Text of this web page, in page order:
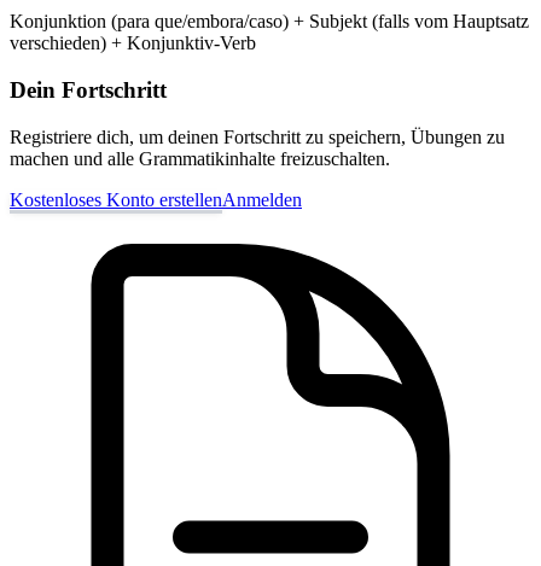
Konjunktion (para que/embora/caso) + Subjekt (falls vom Hauptsatz
verschieden) + Konjunktiv-Verb
Dein Fortschritt
Registriere dich, um deinen Fortschritt zu speichern, Übungen zu
machen und alle Grammatikinhalte freizuschalten.
Kostenloses Konto erstellenAnmelden